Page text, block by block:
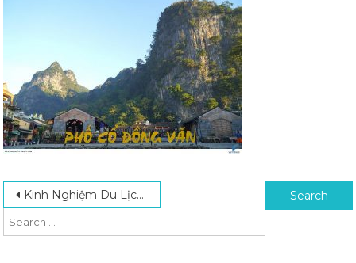
Post navigation
Kinh Nghiệm Du Lịch Tây Bắc Mùa Nào Đẹp Nhất, Lý Tưởng Nhất Search for: